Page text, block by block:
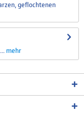
geflochtenen
mehr